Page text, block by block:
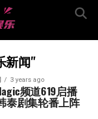
新闻"
3 years ago
频道619启播
泰剧集轮番上阵